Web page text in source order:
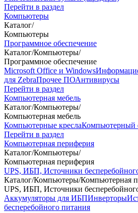
Перейти в раздел
Компьютеры
Каталог/
Компьютеры
Программное обеспечение
Каталог/Компьютеры/
Программное обеспечение
Microsoft Office и Windows
для ZebraПрочее ПОАнтивирусы
Перейти в раздел
Компьютерная мебель
Каталог/Компьютеры/
Компьютерная мебель
Компьютерные креслаКомпьютерный
Перейти в раздел
Компьютерная периферия
Каталог/Компьютеры/
Компьютерная периферия
UPS, ИБП, Источники
Каталог/Компьютеры/Компьютерная
UPS, ИБП, Источники
Аккумуляторы для ИБПИнверторы
бесперебойного питания